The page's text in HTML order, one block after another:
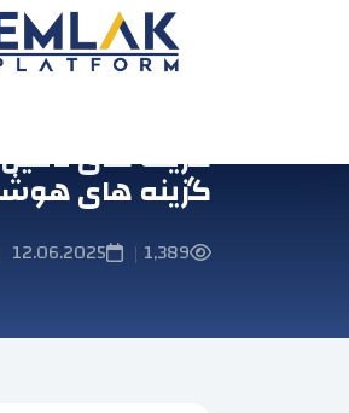
گزینه های
گزینه های
1,389
|
12.06.2025